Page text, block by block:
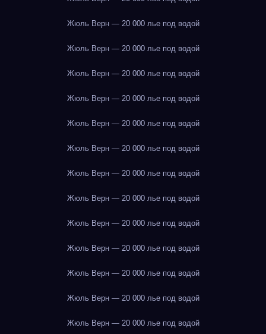
Жюль Верн — 20 000 лье под водой
Жюль Верн — 20 000 лье под водой
Жюль Верн — 20 000 лье под водой
Жюль Верн — 20 000 лье под водой
Жюль Верн — 20 000 лье под водой
Жюль Верн — 20 000 лье под водой
Жюль Верн — 20 000 лье под водой
Жюль Верн — 20 000 лье под водой
Жюль Верн — 20 000 лье под водой
Жюль Верн — 20 000 лье под водой
Жюль Верн — 20 000 лье под водой
Жюль Верн — 20 000 лье под водой
Жюль Верн — 20 000 лье под водой